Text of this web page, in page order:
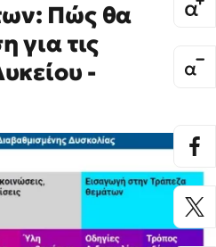
Πώς θα
για τις
-